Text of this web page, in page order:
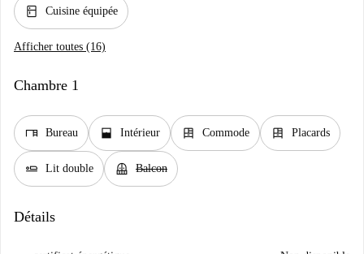
kitchen Cuisine équipée
Afficher toutes (16)
Chambre 1
desk Bureau window_open Intérieur dresser Commode dresser Placards
airline_seat_flat Lit double balcony Balcon
Détails